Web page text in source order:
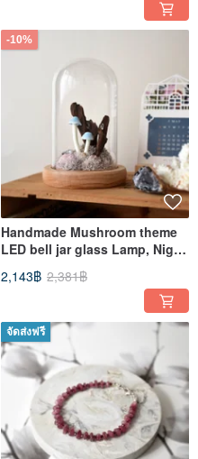
-10%
Handmade Mushroom theme
LED bell jar glass Lamp, Night
2,143฿ 2,381฿
จัดส่งฟรี